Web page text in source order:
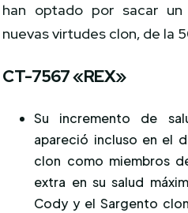
han optado por sacar
nuevas virtudes clon, de la
CT-7567 «REX»
Su incremento de
apareció incluso en el
clon como miembros
extra en su salud
Cody y el Sargento